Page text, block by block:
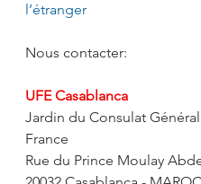
l’étranger
Nous contacter:
UFE Casablanca
Jardin du Consulat
France
Rue du Prince Moulay